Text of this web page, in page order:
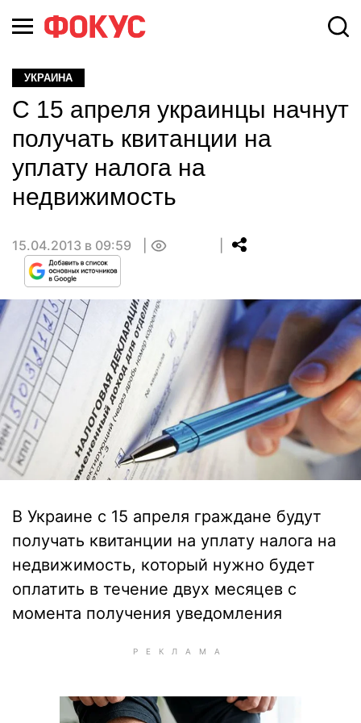
УКРАИНА
С 15 апреля украинцы начнут
получать квитанции на
уплату налога на
недвижимость
15.04.2013 в 09:59
В Украине с 15 апреля граждане будут
получать квитанции на уплату налога на
недвижимость, который нужно будет
оплатить в течение двух месяцев с
момента получения уведомления